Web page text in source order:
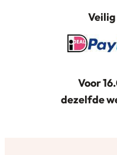
Voor
dezelfde